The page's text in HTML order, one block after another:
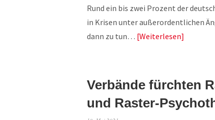
Rund ein bis zwei Prozent der
in Krisen unter außerordentlichen
dann zu tun… Weiterlesen
Verbände fürchten
und Raster-